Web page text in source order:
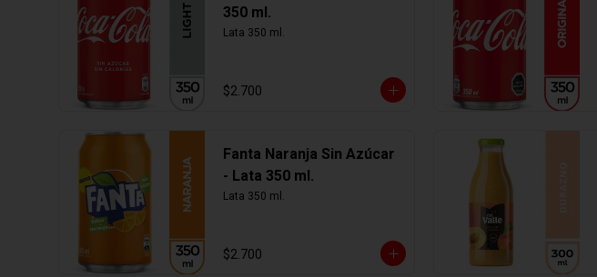
350 ml.
Lata 350 ml.
$2.700
Fanta Naranja Sin Azúcar
- Lata 350 ml.
Lata 350 ml.
$2.700